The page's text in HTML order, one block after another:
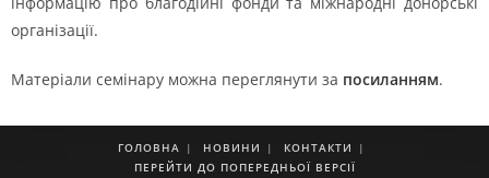
організації.
Матеріали семінару можна переглянути за посиланням.
ГОЛОВНА НОВИНИ
КОНТАКТИ
ПЕРЕЙТИ ДО ПОПЕРЕДНЬОЇ ВЕРСІЇ